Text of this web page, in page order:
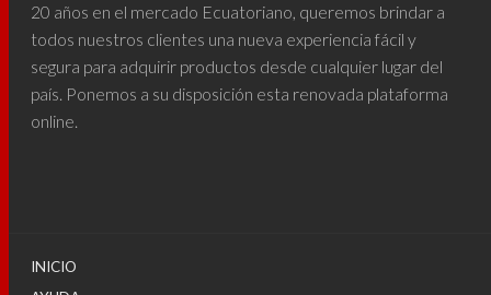
20 años en el mercado Ecuatoriano, queremos brindar a
todos nuestros clientes una nueva experiencia fácil y
segura para adquirir productos desde cualquier lugar del
país. Ponemos a su disposición esta renovada plataforma
online.
INICIO